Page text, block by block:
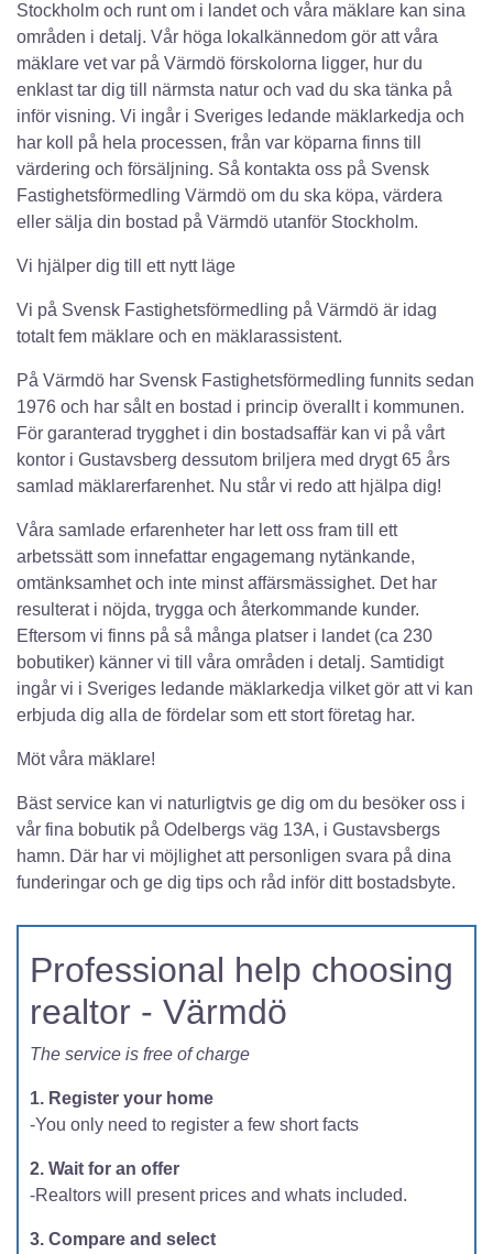
Stockholm och runt om i landet och våra mäklare kan sina
områden i detalj. Vår höga lokalkännedom gör att våra
mäklare vet var på Värmdö förskolorna ligger, hur du
enklast tar dig till närmsta natur och vad du ska tänka på
inför visning. Vi ingår i Sveriges ledande mäklarkedja och
har koll på hela processen, från var köparna finns till
värdering och försäljning. Så kontakta oss på Svensk
Fastighetsförmedling Värmdö om du ska köpa, värdera
eller sälja din bostad på Värmdö utanför Stockholm.
Vi hjälper dig till ett nytt läge
Vi på Svensk Fastighetsförmedling på Värmdö är idag
totalt fem mäklare och en mäklarassistent.
På Värmdö har Svensk Fastighetsförmedling funnits sedan
1976 och har sålt en bostad i princip överallt i kommunen.
För garanterad trygghet i din bostadsaffär kan vi på vårt
kontor i Gustavsberg dessutom briljera med drygt 65 års
samlad mäklarerfarenhet. Nu står vi redo att hjälpa dig!
Våra samlade erfarenheter har lett oss fram till ett
arbetssätt som innefattar engagemang nytänkande,
omtänksamhet och inte minst affärsmässighet. Det har
resulterat i nöjda, trygga och återkommande kunder.
Eftersom vi finns på så många platser i landet (ca 230
bobutiker) känner vi till våra områden i detalj. Samtidigt
ingår vi i Sveriges ledande mäklarkedja vilket gör att vi kan
erbjuda dig alla de fördelar som ett stort företag har.
Möt våra mäklare!
Bäst service kan vi naturligtvis ge dig om du besöker oss i
vår fina bobutik på Odelbergs väg 13A, i Gustavsbergs
hamn. Där har vi möjlighet att personligen svara på dina
funderingar och ge dig tips och råd inför ditt bostadsbyte.
Professional help choosing
realtor - Värmdö
The service is free of charge
1. Register your home
-You only need to register a few short facts
2. Wait for an offer
-Realtors will present prices and whats included.
3. Compare and select